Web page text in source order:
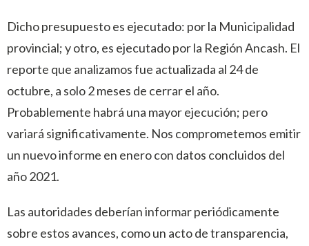
Dicho presupuesto es ejecutado: por la Municipalidad
provincial; y otro, es ejecutado por la Región Ancash. El
reporte que analizamos fue actualizada al 24 de
octubre, a solo 2 meses de cerrar el año.
Probablemente habrá una mayor ejecución; pero
variará significativamente. Nos comprometemos emitir
un nuevo informe en enero con datos concluidos del
año 2021.
Las autoridades deberían informar periódicamente
sobre estos avances, como un acto de transparencia,